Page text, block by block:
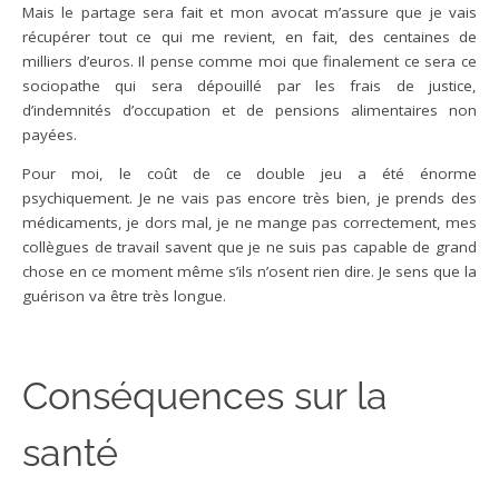
Mais le partage sera fait et mon avocat m’assure que je vais
récupérer tout ce qui me revient, en fait, des centaines de
milliers d’euros. Il pense comme moi que finalement ce sera ce
sociopathe qui sera dépouillé par les frais de justice,
d’indemnités d’occupation et de pensions alimentaires non
payées.
Pour moi, le coût de ce double jeu a été énorme
psychiquement. Je ne vais pas encore très bien, je prends des
médicaments, je dors mal, je ne mange pas correctement, mes
collègues de travail savent que je ne suis pas capable de grand
chose en ce moment même s’ils n’osent rien dire. Je sens que la
guérison va être très longue.
Conséquences sur la
santé